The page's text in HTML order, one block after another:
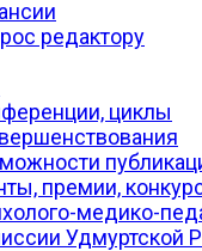
редактору
циклы
премии,
медико-
Удмуртской